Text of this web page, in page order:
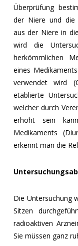
Überprüfung
der Niere und die
aus der Niere in
wird die
herkömmlichen
eines
verwendet wird
etablierte
welcher durch
erhöht sein
Medikaments
erkennt man die
Die Untersuchung
Sitzen
radioaktiven
Sie müssen ganz